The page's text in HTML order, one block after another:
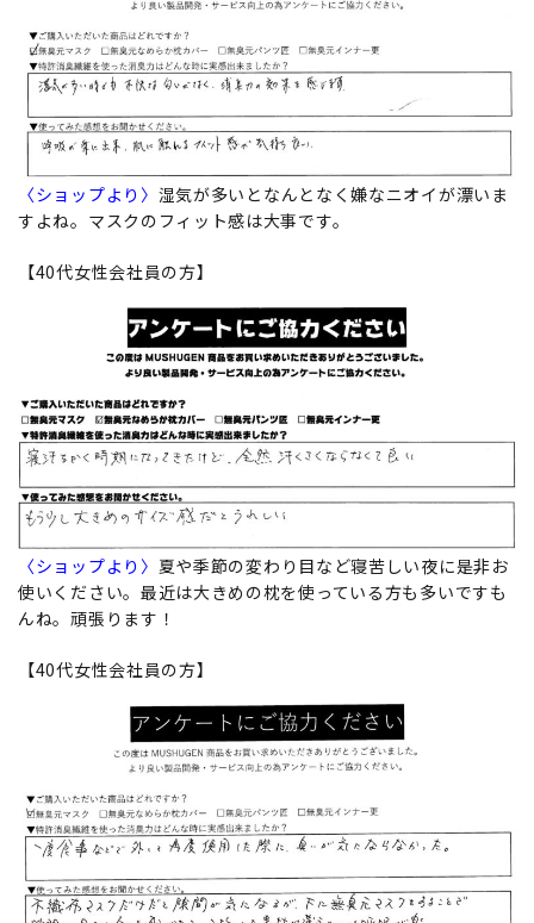
〈ショップより〉 湿気が多いとなんとなく嫌なニオイが漂いま
すよね。マスクのフィット感は大事です。
【40代女性会社員の方】
〈ショップより〉 夏や季節の変わり目など寝苦しい夜に是非お
使いください。最近は大きめの枕を使っている方も多いですも
んね。頑張ります！
【40代女性会社員の方】